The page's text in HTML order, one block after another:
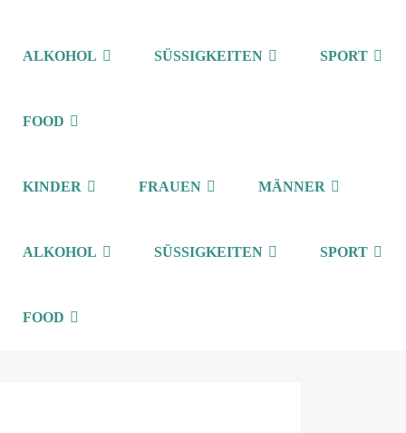
ALKOHOL SÜSSIGKEITEN SPORT
FOOD
KINDER FRAUEN MÄNNER
ALKOHOL SÜSSIGKEITEN SPORT
FOOD